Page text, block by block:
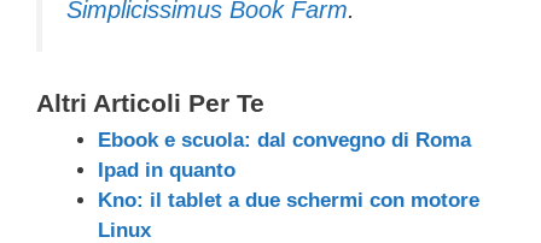
Simplicissimus Book Farm.
Altri Articoli Per Te
Ebook e scuola: dal convegno di Roma
Ipad in quanto
Kno: il tablet a due schermi con motore
Linux